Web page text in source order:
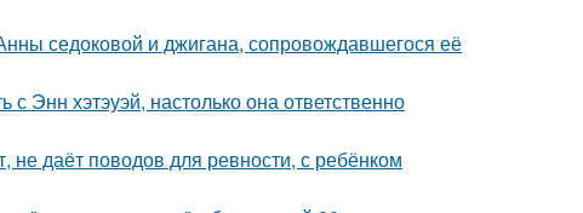
седоковой и джигана, сопровождавшегося её
Энн хэтэуэй, настолько она ответственно
даёт поводов для ревности, с ребёнком